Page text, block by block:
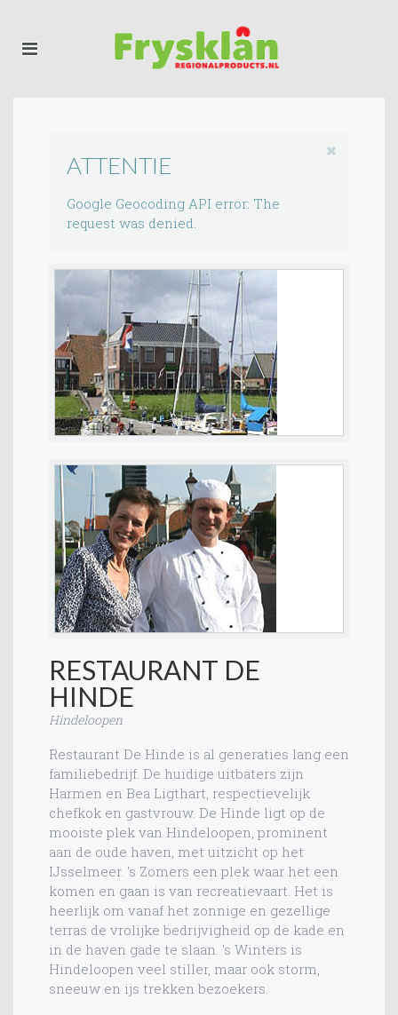
ATTENTIE
Google Geocoding API error: The
request was denied.
RESTAURANT DE
HINDE
Hindeloopen
Restaurant De Hinde is al generaties lang een
familiebedrijf. De huidige uitbaters zijn
Harmen en Bea Ligthart, respectievelijk
chefkok en gastvrouw. De Hinde ligt op de
mooiste plek van Hindeloopen, prominent
aan de oude haven, met uitzicht op het
IJsselmeer. 's Zomers een plek waar het een
komen en gaan is van recreatievaart. Het is
heerlijk om vanaf het zonnige en gezellige
terras de vrolijke bedrijvigheid op de kade en
in de haven gade te slaan. 's Winters is
Hindeloopen veel stiller, maar ook storm,
sneeuw en ijs trekken bezoekers.